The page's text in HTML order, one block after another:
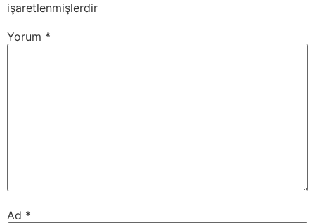
işaretlenmişlerdir
Yorum *
Ad *